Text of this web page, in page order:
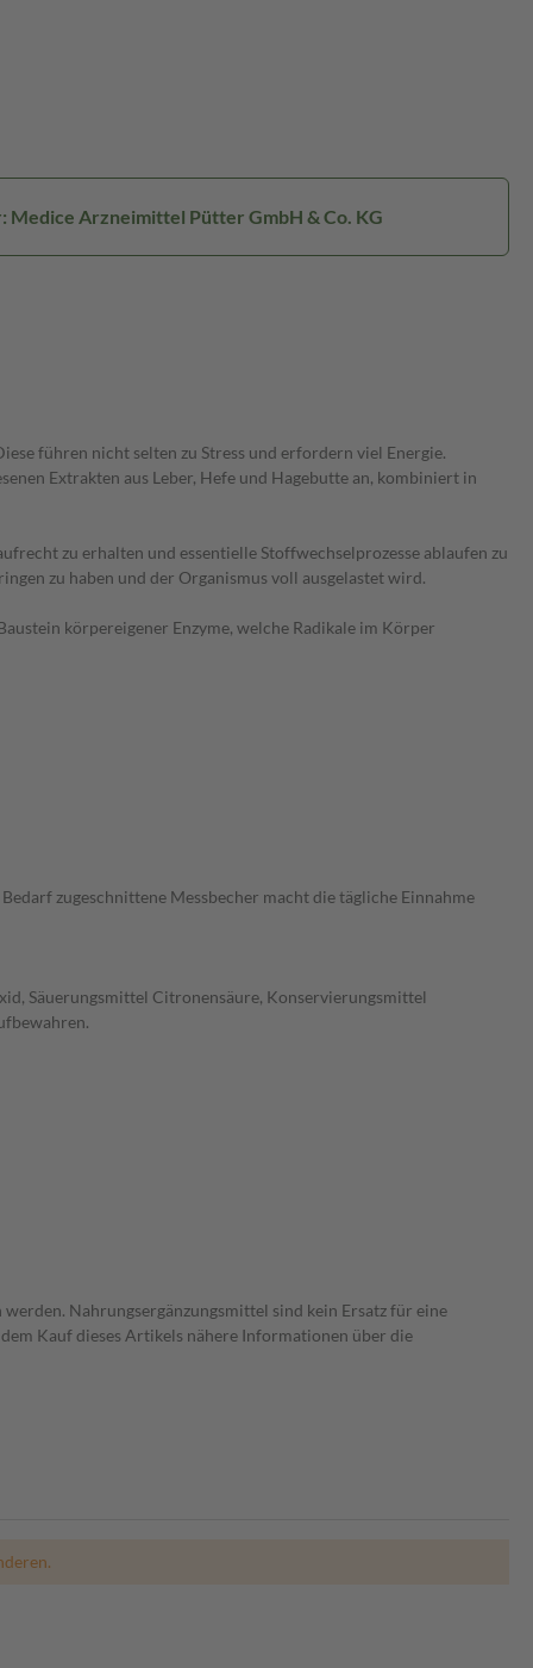
Medice Arzneimittel Pütter GmbH & Co. KG
führen nicht selten zu Stress und erfordern viel Energie.
Extrakten aus Leber, Hefe und Hagebutte an, kombiniert in
zu erhalten und essentielle Stoffwechselprozesse ablaufen zu
zu haben und der Organismus voll ausgelastet wird.
körpereigener Enzyme, welche Radikale im Körper
zugeschnittene Messbecher macht die tägliche Einnahme
Säuerungsmittel Citronensäure, Konservierungsmittel
Nahrungsergänzungsmittel sind kein Ersatz für eine
Kauf dieses Artikels nähere Informationen über die